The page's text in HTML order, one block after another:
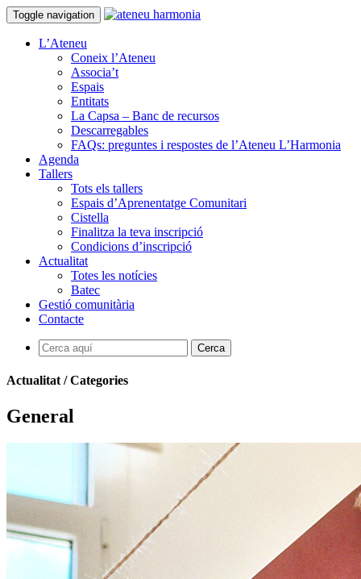
Toggle navigation
L’Ateneu
Coneix l’Ateneu
Associa’t
Espais
Entitats
La Capsa – Banc de recursos
Descarregables
FAQs: preguntes i respostes de l’Ateneu L’Harmonia
Agenda
Tallers
Tots els tallers
Espais d’Aprenentatge Comunitari
Cistella
Finalitza la teva inscripció
Condicions d’inscripció
Actualitat
Totes les notícies
Batec
Gestió comunitària
Contacte
Actualitat / Categories
General